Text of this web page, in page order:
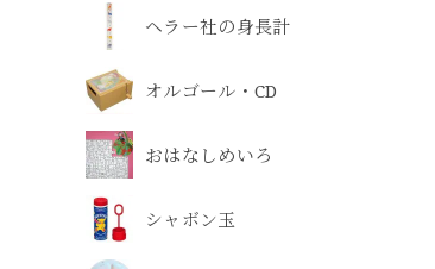
ヘラー社の身長計
オルゴール・CD
おはなしめいろ
シャボン玉